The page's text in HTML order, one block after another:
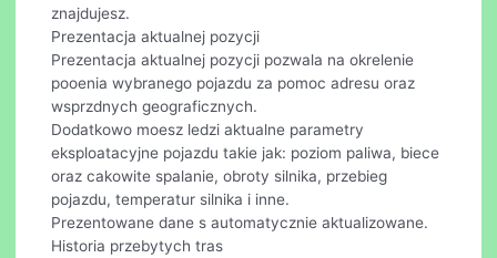
znajdujesz.
Prezentacja aktualnej pozycji
Prezentacja aktualnej pozycji pozwala na okrelenie
pooenia wybranego pojazdu za pomoc adresu oraz
wsprzdnych geograficznych.
Dodatkowo moesz ledzi aktualne parametry
eksploatacyjne pojazdu takie jak: poziom paliwa, biece
oraz cakowite spalanie, obroty silnika, przebieg
pojazdu, temperatur silnika i inne.
Prezentowane dane s automatycznie aktualizowane.
Historia przebytych tras